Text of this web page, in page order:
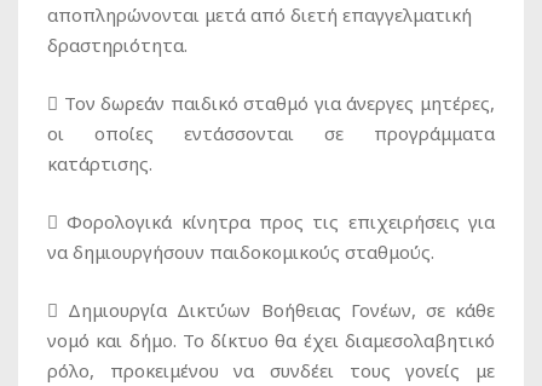
αποπληρώνονται μετά από διετή επαγγελματική
δραστηριότητα.
 Τον δωρεάν παιδικό σταθμό για άνεργες μητέρες,
οι οποίες εντάσσονται σε προγράμματα
κατάρτισης.
 Φορολογικά κίνητρα προς τις επιχειρήσεις για
να δημιουργήσουν παιδοκομικούς σταθμούς.
 Δημιουργία Δικτύων Βοήθειας Γονέων, σε κάθε
νομό και δήμο. Το δίκτυο θα έχει διαμεσολαβητικό
ρόλο, προκειμένου να συνδέει τους γονείς με